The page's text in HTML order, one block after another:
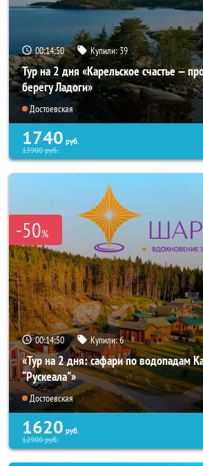
00:14:48 Купили:39
Тур на 2 дня «Карельское счастье —
берегу Ладоги»
Достоевская
1740 руб.
13900руб.
-50%
00:14:48 Купили:6
«Тур на 2 дня: сафари по водопадам
“Рускеала"»
Достоевская
1620 руб.
12900руб.